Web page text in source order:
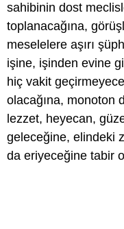
sahibinin dost
toplanacağına,
meselelere aşırı
işine, işinden evine
hiç vakit
olacağına, monoton
lezzet, heyecan,
geleceğine, elindeki
da eriyeceğine tabir